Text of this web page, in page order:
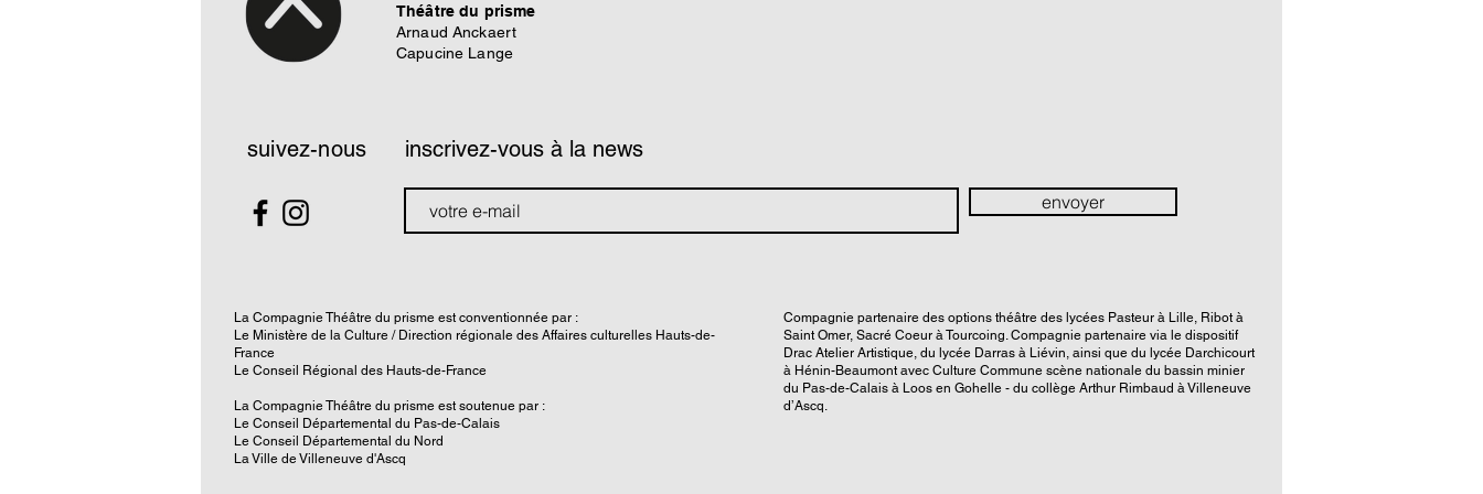
Théâtre du prisme
Arnaud Anckaert
Capucine Lange
suivez-nous inscrivez-vous à la news
envoyer
La Compagnie Théâtre du prisme est conventionnée par :
Le Ministère de la Culture / Direction régionale des Affaires culturelles Hauts-de-
France
Le Conseil Régional des Hauts-de-France
La Compagnie Théâtre du prisme est soutenue par :
Le Conseil Départemental du Pas-de-Calais
Le Conseil Départemental du Nord
La Ville de Villeneuve d'Ascq
Compagnie partenaire des options théâtre des lycées Pasteur à Lille, Ribot à
Saint Omer, Sacré Coeur à Tourcoing. Compagnie partenaire via le dispositif
Drac Atelier Artistique, du lycée Darras à Liévin, ainsi que du lycée Darchicourt
à Hénin-Beaumont avec Culture Commune scène nationale du bassin minier
du Pas-de-Calais à Loos en Gohelle - du collège Arthur Rimbaud à Villeneuve
d’Ascq.